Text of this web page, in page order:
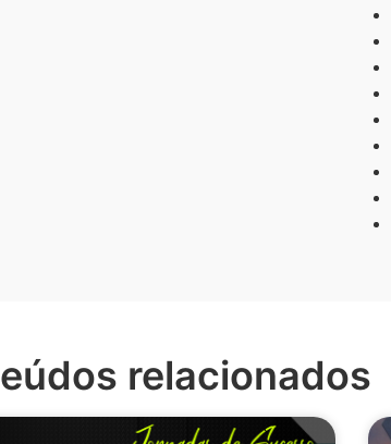
relacionados